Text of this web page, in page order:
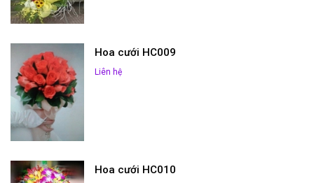
Hoa cưới HC009
Liên hệ
Hoa cưới HC010